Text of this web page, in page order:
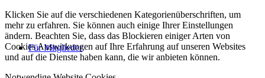
Für Mitglieder
Klicken Sie auf die verschiedenen Kategorienüberschriften, um
mehr zu erfahren. Sie können auch einige Ihrer Einstellungen
ändern. Beachten Sie, dass das Blockieren einiger Arten von
Cookies Auswirkungen auf Ihre Erfahrung auf unseren Websites
und auf die Dienste haben kann, die wir anbieten können.